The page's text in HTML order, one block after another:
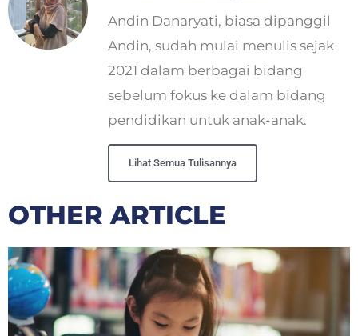
Andin Danaryati, biasa dipanggil
Andin, sudah mulai menulis sejak
2021 dalam berbagai bidang
sebelum fokus ke dalam bidang
pendidikan untuk anak-anak.
Lihat Semua Tulisannya
OTHER ARTICLE